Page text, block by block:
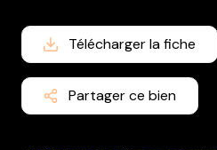
biens
vendus
Télécharger la fiche
Partager ce bien